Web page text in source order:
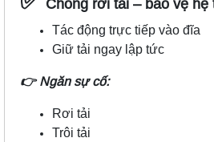
Chống rơi tải – bảo vệ hệ
Tác động trực tiếp vào đĩa
Giữ tải ngay lập tức
👉 Ngăn sự cố:
Rơi tải
Trôi tải